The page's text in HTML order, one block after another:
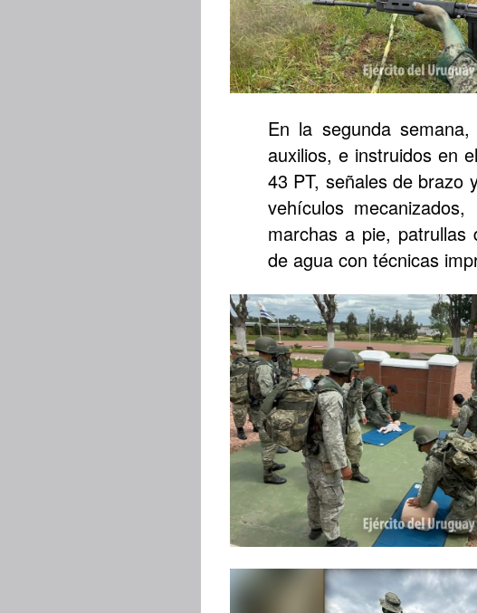
En la segunda
auxilios, e instruidos en
43 PT, señales de brazo
vehículos
marchas a pie, patrullas
de agua con técnicas